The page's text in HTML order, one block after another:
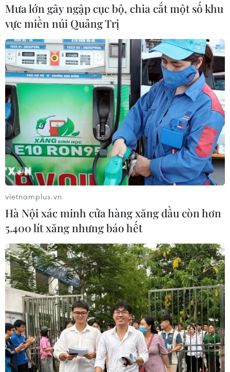
TIN CÙNG CHUYÊN MỤC
WHO lên tiếng sau vụ phá hủy kho
vật tư y tế tại Ukraine
09/08/2026 15:11
Mưa lớn gây ngập cục bộ, chia cắt một số khu
vực miền núi Quảng Trị
vietnamplus.vn
Hà Nội xác minh cửa hàng xăng dầu còn hơn
5.400 lít xăng nhưng báo hết